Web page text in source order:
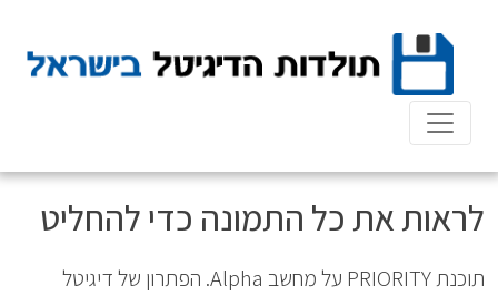
content
לראות את כל התמונה כדי להחליט
תוכנת PRIORITY על מחשב Alpha. הפתרון של דיגיטל